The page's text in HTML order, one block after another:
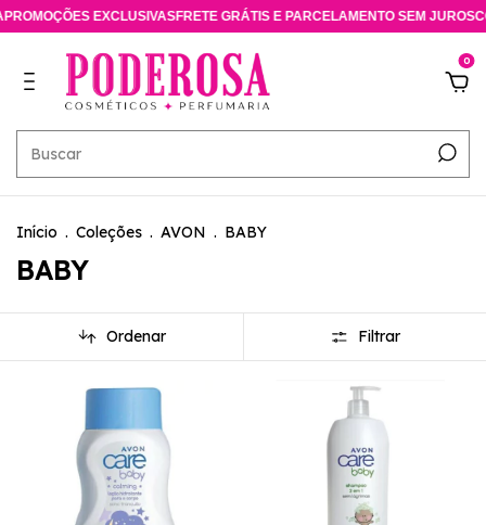
EXCLUSIVASFRETE GRÁTIS E PARCELAMENTO SEM JUROS
0
Início . Coleções . AVON . BABY
BABY
Ordenar Filtrar